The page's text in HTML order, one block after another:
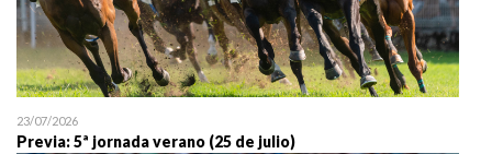
23/07/2026
Previa: 5ª jornada verano (25 de julio)